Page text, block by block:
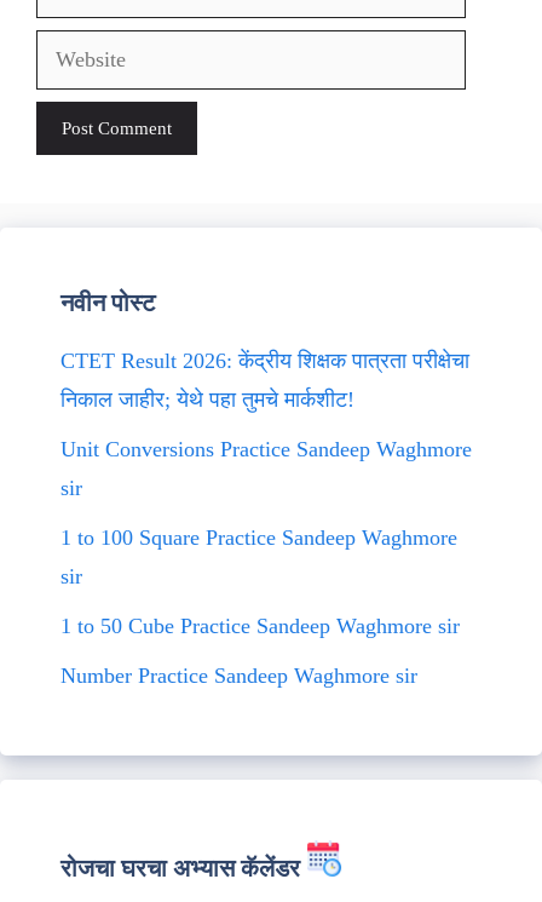
Website
नवीन पोस्ट
CTET Result 2026: केंद्रीय शिक्षक पात्रता परीक्षेचा
निकाल जाहीर; येथे पहा तुमचे मार्कशीट!
Unit Conversions Practice Sandeep Waghmore
sir
1 to 100 Square Practice Sandeep Waghmore
sir
1 to 50 Cube Practice Sandeep Waghmore sir
Number Practice Sandeep Waghmore sir
रोजचा घरचा अभ्यास कॅलेंडर